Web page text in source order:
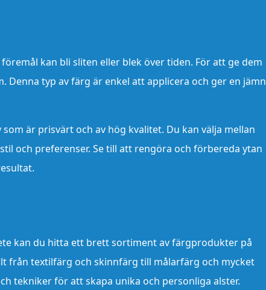
kan bli sliten eller blek över tiden. För att ge dem
Denna typ av färg är enkel att applicera och ger en jämn
är prisvärt och av hög kvalitet. Du kan välja mellan
och preferenser. Se till att rengöra och förbereda ytan
kan du hitta ett brett sortiment av färgprodukter på
från textilfärg och skinnfärg till målarfärg och mycket
tekniker för att skapa unika och personliga alster.